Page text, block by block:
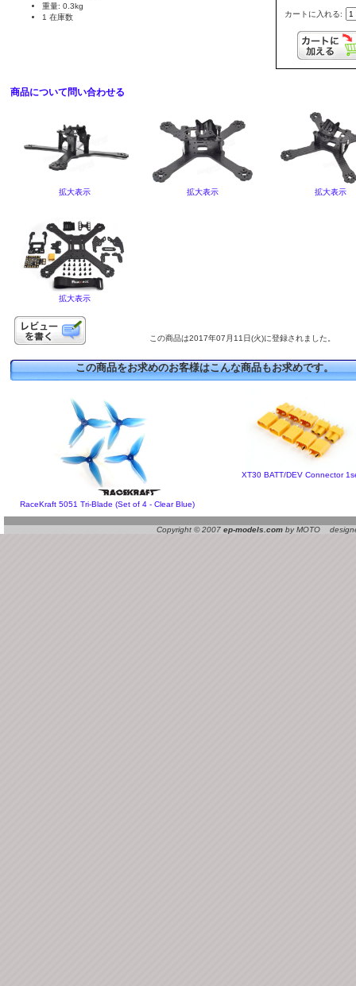
カートに入れる:
重量: 0.3kg
1 在庫数
商品について問い合わせる
拡大表示 拡大表示 拡大表示
拡大表示
この商品は2017年07月11日(火)に登録されました。
この商品をお求めのお客様はこんな商品もお求めです。
RaceKraft 5051 Tri-Blade (Set of 4 - Clear Blue)
XT30 BATT/DEV Connector
Copyright © 2007 ep-models.com by MOTO